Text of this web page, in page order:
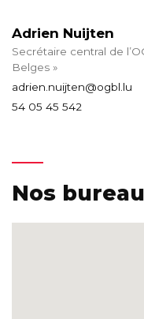
Adrien Nuijten
Secrétaire central de
Belges »
adrien.nuijten@ogbl.lu
54 05 45 542
Nos